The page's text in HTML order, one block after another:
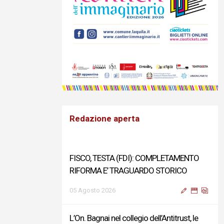
Redazione aperta
FISCO, TESTA (FDI): COMPLETAMENTO
RIFORMA E’ TRAGUARDO STORICO
05 Agosto 2026
L’On. Bagnai nel collegio dell’Antitrust, le